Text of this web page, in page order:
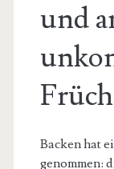
und
Backen hat
genommen: